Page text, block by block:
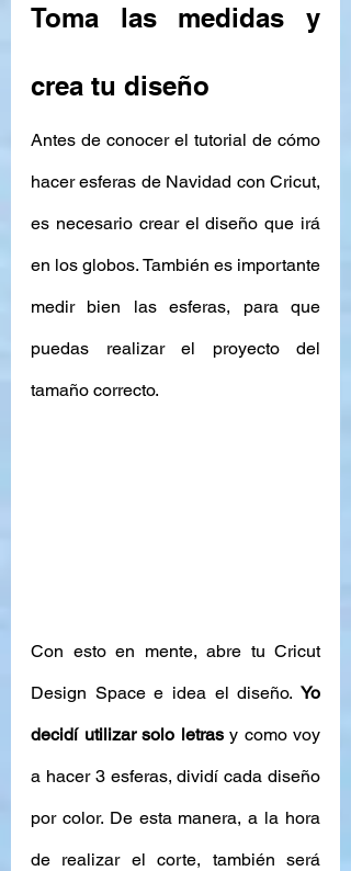
Toma las medidas y
crea tu diseño
Antes de conocer el tutorial de cómo
hacer esferas de Navidad con Cricut,
es necesario crear el diseño que irá
en los globos. También es importante
medir bien las esferas, para que
puedas realizar el proyecto del
tamaño correcto.
Con esto en mente, abre tu Cricut
Design Space e idea el diseño. Yo
decidí utilizar solo letras y como voy
a hacer 3 esferas, dividí cada diseño
por color. De esta manera, a la hora
de realizar el corte, también será